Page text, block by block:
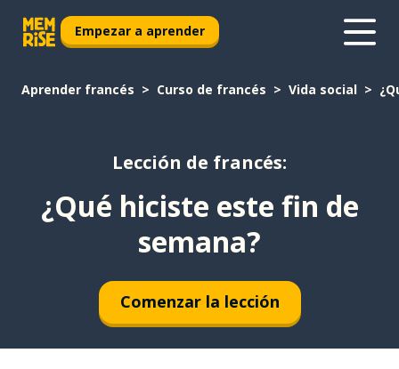
Empezar a aprender
Aprender francés Curso de francés Vida social
Lección de francés:
¿Qué hiciste este fin de
semana?
Comenzar la lección